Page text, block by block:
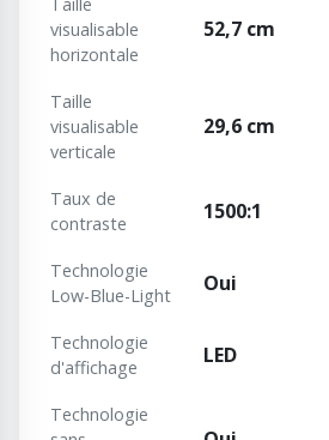
Taille
visualisable
horizontale
52,7 cm
Taille
visualisable
verticale
29,6 cm
Taux de
contraste
1500:1
Technologie
Low-Blue-Light
Oui
Technologie
d'affichage
LED
Technologie